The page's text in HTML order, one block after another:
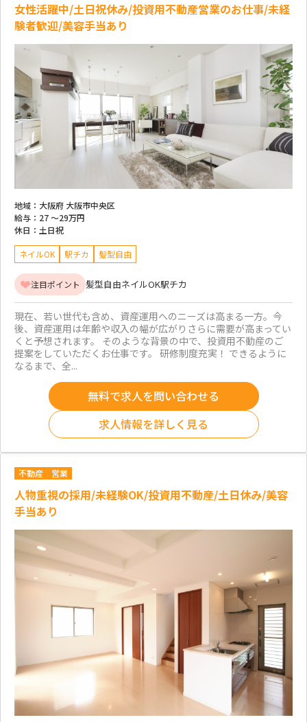
女性活躍中/土日祝休み/投資用不動産営業のお仕事/未経
験者歓迎/美容手当あり
地域： 大阪府 大阪市中央区
給与： 27 ～29万円
休日： 土日祝
ネイルOK 駅チカ 髪型自由
注目ポイント 髪型自由ネイルOK駅チカ
現在、若い世代も含め、資産運用へのニーズは高まる一方。今
後、資産運用は年齢や収入の幅が広がりさらに需要が高まってい
くと予想されます。 そのような背景の中で、投資用不動産のご
提案をしていただくお仕事です。 研修制度充実！ できるように
なるまで、全...
無料で求人を問い合わせる
求人情報を詳しく見る
不動産 営業
人物重視の採用/未経験OK/投資用不動産/土日休み/美容
手当あり